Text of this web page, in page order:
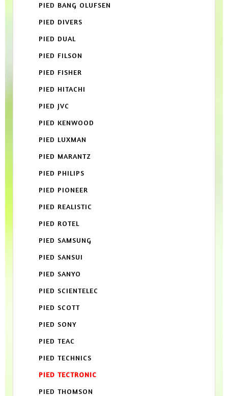
PIED BANG OLUFSEN
PIED DIVERS
PIED DUAL
PIED FILSON
PIED FISHER
PIED HITACHI
PIED JVC
PIED KENWOOD
PIED LUXMAN
PIED MARANTZ
PIED PHILIPS
PIED PIONEER
PIED REALISTIC
PIED ROTEL
PIED SAMSUNG
PIED SANSUI
PIED SANYO
PIED SCIENTELEC
PIED SCOTT
PIED SONY
PIED TEAC
PIED TECHNICS
PIED TECTRONIC
PIED THOMSON